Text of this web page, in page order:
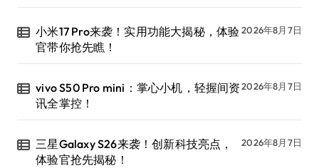
小米17 Pro来袭！实用功能大揭秘，体验
官带你抢先瞧！
2026年8月7日
vivo S50 Pro mini：掌心小机，轻握间资
讯全掌控！
2026年8月7日
三星Galaxy S26来袭！创新科技亮点，
体验官抢先揭秘！
2026年8月7日